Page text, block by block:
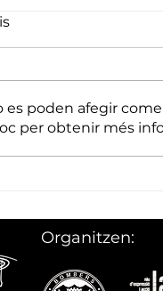
de participació i
2025
es poden afegir
per obtenir més
Organitzen: